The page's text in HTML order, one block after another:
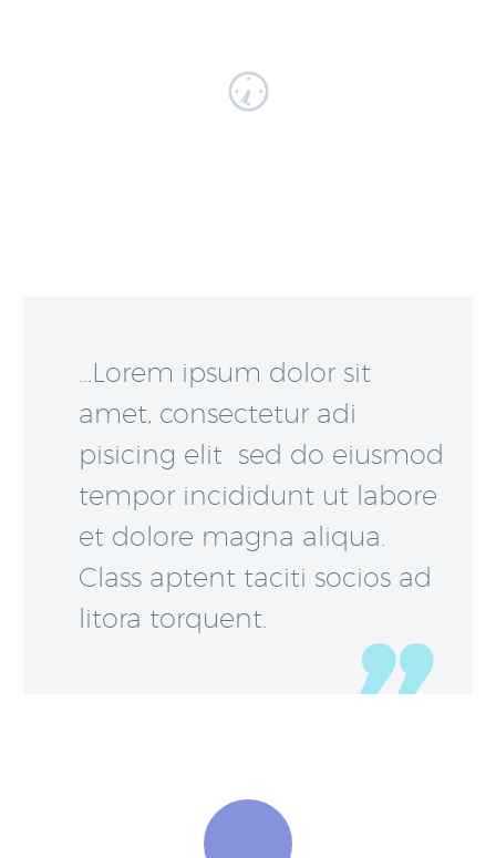
…Lorem ipsum dolor sit
amet, consectetur adi
pisicing elit sed do eiusmod
tempor incididunt ut labore
et dolore magna aliqua.
Class aptent taciti socios ad
litora torquent.